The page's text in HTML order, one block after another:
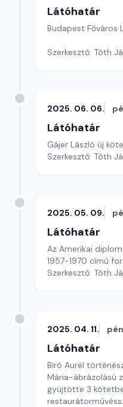
Látóhatár
Budapest Főváros
Szerkesztő: Tóth
2025. 06. 06.
Látóhatár
Gájer László új
Szerkesztő: Tóth
2025. 05. 09.
Látóhatár
Az Amerikai
1957-1970 című
Szerkesztő: Tóth
2025. 04. 11.
Látóhatár
Biró Aurél
Mária-ábrázolású
gyüjtötte 3